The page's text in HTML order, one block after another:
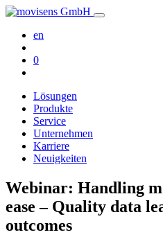
en
0
Lösungen
Produkte
Service
Unternehmen
Karriere
Neuigkeiten
Webinar: Handling
ease – Quality data
outcomes